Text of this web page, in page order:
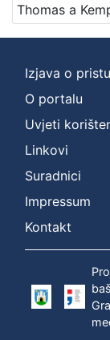
Izjava o
O portalu
Uvjeti
Linkovi
Suradnici
Impressum
Kontakt